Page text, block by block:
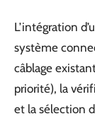
L’intégration
système
câblage
priorité), la
et la sélection